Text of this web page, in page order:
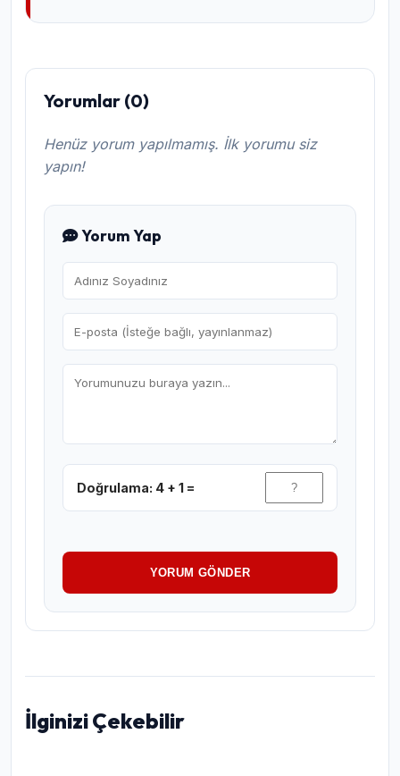
Yorumlar (0)
Henüz yorum yapılmamış. İlk yorumu siz
yapın!
Yorum Yap
Doğrulama: 4 + 1 =
YORUM GÖNDER
İlginizi Çekebilir